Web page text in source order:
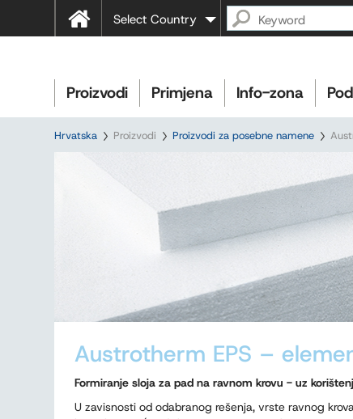
Select Country
Proizvodi Primjena Info-zona
Hrvatska Proizvodi Proizvodi za posebne namene
Austrotherm EPS –
Formiranje sloja za pad na ravnom krovu - uz
U zavisnosti od odabranog rešenja, vrste ravnog